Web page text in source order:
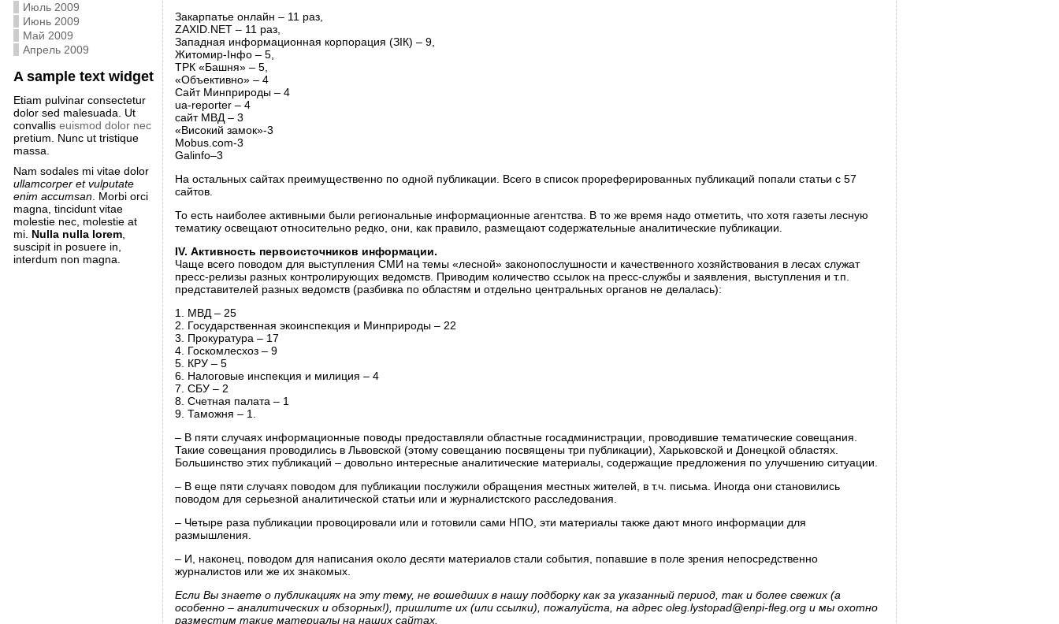
Июль 2009
Июнь 2009
Май 2009
Апрель 2009
A sample text widget
Etiam pulvinar consectetur
dolor sed malesuada. Ut
convallis euismod dolor nec
pretium. Nunc ut tristique
massa.
Nam sodales mi vitae dolor
ullamcorper et vulputate
enim accumsan. Morbi orci
magna, tincidunt vitae
molestie nec, molestie at
mi. Nulla nulla lorem,
suscipit in posuere in,
interdum non magna.
Закарпатье онлайн – 11 раз,
ZAXID.NET – 11 раз,
Западная информационная корпорация (ЗІК) – 9,
Житомир-Інфо – 5,
ТРК «Башня» – 5,
«Объективно» – 4
Сайт Минприроды – 4
ua-reporter – 4
сайт МВД – 3
«Високий замок»-3
Mobus.com-3
Galinfo–3
На остальных сайтах преимущественно по одной публикации. Всего в список прореферированных публикаций попали статьи с 57
сайтов.
То есть наиболее активными были региональные информационные агентства. В то же время надо отметить, что хотя газеты лесную
тематику освещают относительно редко, они, как правило, размещают содержательные аналитические публикации.
ІV. Активность первоисточников информации.
Чаще всего поводом для выступления СМИ на темы «лесной» законопослушности и качественного хозяйствования в лесах служат
пресс-релизы разных контролирующих ведомств. Приводим количество ссылок на пресс-службы и заявления, выступления и т.п.
представителей разных ведомств (разбивка по областям и отдельно центральных органов не делалась):
1. МВД – 25
2. Государственная экоинспекция и Минприроды – 22
3. Прокуратура – 17
4. Госкомлесхоз – 9
5. КРУ – 5
6. Налоговые инспекция и милиция – 4
7. СБУ – 2
8. Счетная палата – 1
9. Таможня – 1.
– В пяти случаях информационные поводы предоставляли областные госадминистрации, проводившие тематические совещания.
Такие совещания проводились в Львовской (этому совещанию посвящены три публикации), Харьковской и Донецкой областях.
Большинство этих публикаций – довольно интересные аналитические материалы, содержащие предложения по улучшению ситуации.
– В еще пяти случаях поводом для публикации послужили обращения местных жителей, в т.ч. письма. Иногда они становились
поводом для серьезной аналитической статьи или и журналистского расследования.
– Четыре раза публикации провоцировали или и готовили сами НПО, эти материалы также дают много информации для
размышления.
– И, наконец, поводом для написания около десяти материалов стали события, попавшие в поле зрения непосредственно
журналистов или же их знакомых.
Если Вы знаете о публикациях на эту тему, не вошедших в нашу подборку как за указанный период, так и более свежих (а
особенно – аналитических и обзорных!), пришлите их (или ссылки), пожалуйста, на адрес oleg.lystopad@enpi-fleg.orgи мы охотно
разместим такие материалы на наших сайтах.